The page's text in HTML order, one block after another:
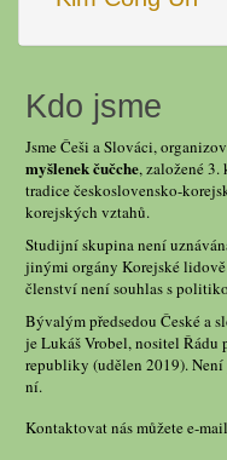
Kdo jsme
Jsme Češi a Slováci,
myšlenek čučche, založené
tradice československo-
korejských vztahů.
Studijní skupina není
jinými orgány Korejské
členství není souhlas s
Bývalým předsedou České a
je Lukáš Vrobel, nositel
republiky (udělen 2019).
ní.
Kontaktovat nás můžete e-